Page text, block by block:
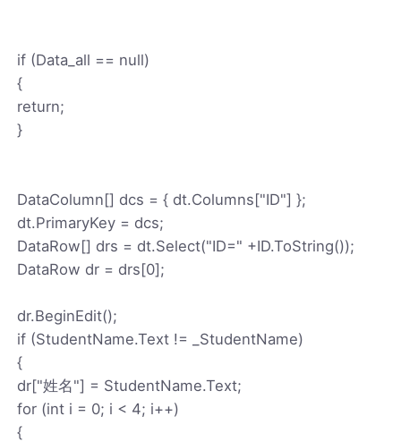
if (Data_all == null)
{
return;
}
DataColumn[] dcs = { dt.Columns["ID"] };
dt.PrimaryKey = dcs;
DataRow[] drs = dt.Select("ID=" +ID.ToString());
DataRow dr = drs[0];
dr.BeginEdit();
if (StudentName.Text != _StudentName)
{
dr["姓名"] = StudentName.Text;
for (int i = 0; i < 4; i++)
{